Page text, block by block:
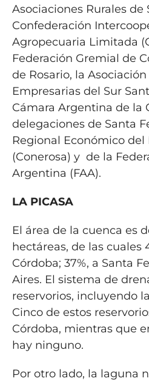
Asociaciones Rurales de
Confederación
Agropecuaria Limitada
Federación Gremial de
de Rosario, la
Empresarias del Sur
Cámara Argentina de la
delegaciones de Santa
Regional Económico
(Conerosa) y de la
Argentina (FAA).
LA PICASA
El área de la cuenca es
hectáreas, de las cuales
Córdoba; 37%, a Santa
Aires. El sistema de
reservorios, incluyendo
Cinco de estos
Córdoba, mientras que
hay ninguno.
Por otro lado, la laguna